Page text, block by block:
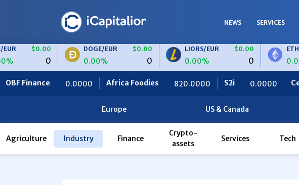
NEWS SERVICES
$0.00 DOGE/EUR
0.00%
$0.00 LIORS/EUR
0.00%
$0.00 ETH/BTC
0.00%
0.0000 Africa Foodies 820.0000 0.0000 Ceteris 0.0000
Europe US & Canada
Agriculture Industry Finance
Crypto-
assets
Services Tech